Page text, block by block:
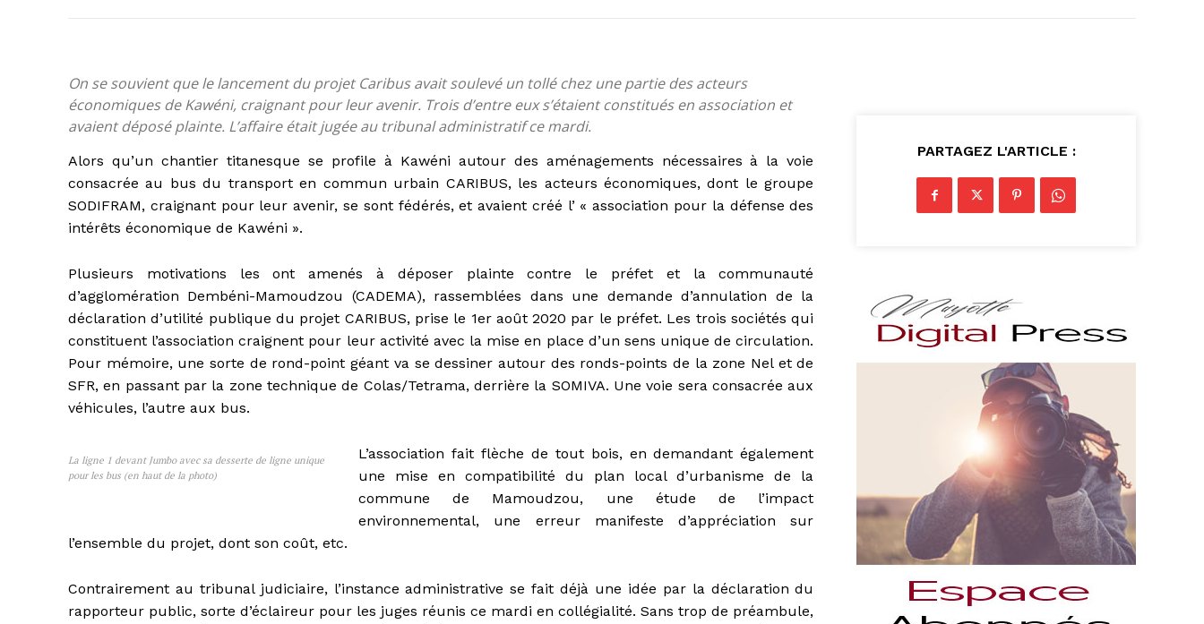
On se souvient que le lancement du projet Caribus avait soulevé un tollé chez une partie des acteurs
économiques de Kawéni, craignant pour leur avenir. Trois d’entre eux s’étaient constitués en association et
avaient déposé plainte. L’affaire était jugée au tribunal administratif ce mardi.
Alors qu’un chantier titanesque se profile à Kawéni autour des aménagements nécessaires à la voie
consacrée au bus du transport en commun urbain CARIBUS, les acteurs économiques, dont le groupe
SODIFRAM, craignant pour leur avenir, se sont fédérés, et avaient créé l’ « association pour la défense des
intérêts économique de Kawéni ».
Plusieurs motivations les ont amenés à déposer plainte contre le préfet et la communauté
d’agglomération Dembéni-Mamoudzou (CADEMA), rassemblées dans une demande d’annulation de la
déclaration d’utilité publique du projet CARIBUS, prise le 1er août 2020 par le préfet. Les trois sociétés qui
constituent l’association craignent pour leur activité avec la mise en place d’un sens unique de circulation.
Pour mémoire, une sorte de rond-point géant va se dessiner autour des ronds-points de la zone Nel et de
SFR, en passant par la zone technique de Colas/Tetrama, derrière la SOMIVA. Une voie sera consacrée aux
véhicules, l’autre aux bus.
La ligne 1 devant Jumbo avec sa desserte de ligne unique
pour les bus (en haut de la photo)
L’association fait flèche de tout bois, en demandant également
une mise en compatibilité du plan local d’urbanisme de la
commune de Mamoudzou, une étude de l’impact
environnemental, une erreur manifeste d’appréciation sur
l’ensemble du projet, dont son coût, etc.
Contrairement au tribunal judiciaire, l’instance administrative se fait déjà une idée par la déclaration du
rapporteur public, sorte d’éclaireur pour les juges réunis ce mardi en collégialité. Sans trop de préambule,
PARTAGEZ L'ARTICLE :